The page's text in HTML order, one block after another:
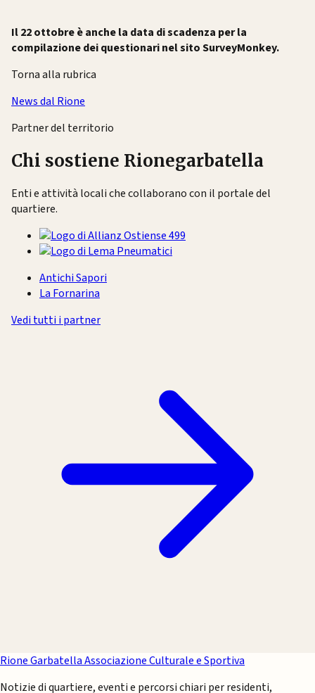
Il 22 ottobre è anche la data di scadenza per la
compilazione dei questionari nel sito SurveyMonkey.
Torna alla rubrica
News dal Rione
Partner del territorio
Chi sostiene Rionegarbatella
Enti e attività locali che collaborano con il portale del
quartiere.
Antichi Sapori
La Fornarina
Vedi tutti i partner
Rione GarbatellaAssociazione Culturale e Sportiva
Notizie di quartiere, eventi e percorsi chiari per residenti,